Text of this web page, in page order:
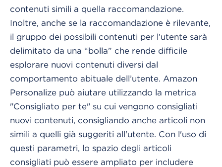
contenuti simili a quella raccomandazione.
Inoltre, anche se la raccomandazione è rilevante,
il gruppo dei possibili contenuti per l’utente sarà
delimitato da una “bolla” che rende difficile
esplorare nuovi contenuti diversi dal
comportamento abituale dell’utente. Amazon
Personalize può aiutare utilizzando la metrica
"Consigliato per te" su cui vengono consigliati
nuovi contenuti, consigliando anche articoli non
simili a quelli già suggeriti all'utente. Con l'uso di
questi parametri, lo spazio degli articoli
consigliati può essere ampliato per includere